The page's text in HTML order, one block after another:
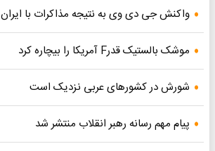
واکنش جی دی وی به نتیجه مذاکرات با ایران
موشک بالستیک قدرF آمریکا را بیچاره کرد
شورش در کشورهای عربی نزدیک است
پیام مهم رسانه رهبر انقلاب منتشر شد